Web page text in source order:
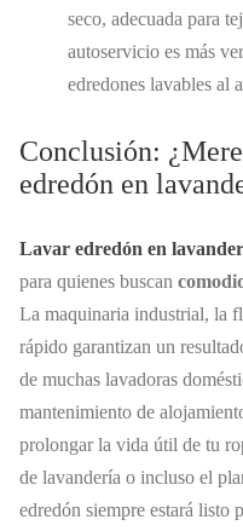
seco, adecuada para
autoservicio es más
edredones lavables al
Conclusión:
edredón en
Lavar edredón en
para quienes buscan
La maquinaria industrial, la
rápido garantizan un
de muchas lavadoras
mantenimiento de
prolongar la vida útil de tu
de lavandería o incluso el
edredón siempre estará listo